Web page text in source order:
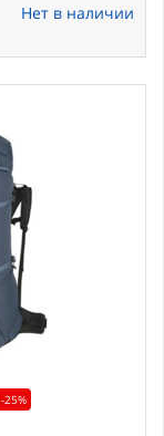
Нет в наличии
25%